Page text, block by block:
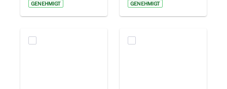
GENEHMIGT GENEHMIGT